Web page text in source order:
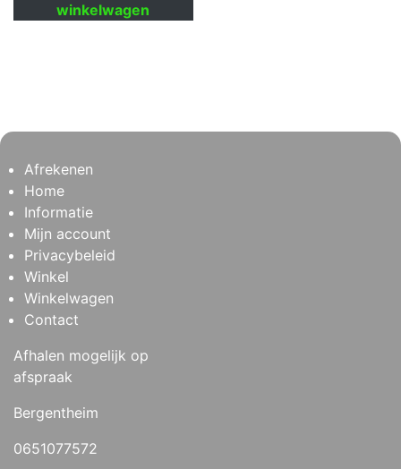
winkelwagen
Afrekenen
Home
Informatie
Mijn account
Privacybeleid
Winkel
Winkelwagen
Contact
Afhalen mogelijk op
afspraak
Bergentheim
0651077572